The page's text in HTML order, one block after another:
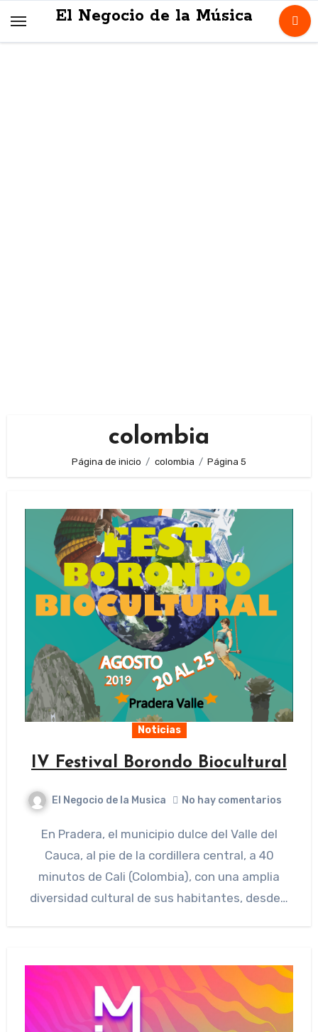
El Negocio de la Música
colombia
Página de inicio colombia Página 5
Noticias
IV Festival Borondo Biocultural
El Negocio de la Musica No hay comentarios
En Pradera, el municipio dulce del Valle del
Cauca, al pie de la cordillera central, a 40
minutos de Cali (Colombia), con una amplia
diversidad cultural de sus habitantes, desde…